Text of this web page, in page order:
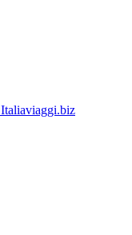
Italiaviaggi.biz